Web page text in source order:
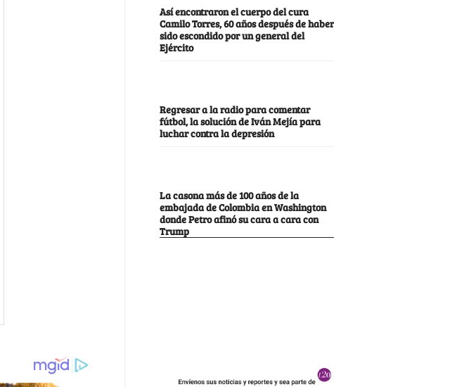
Así encontraron el cuerpo del cura
Camilo Torres, 60 años después de haber
sido escondido por un general del
Ejército
Regresar a la radio para comentar
fútbol, la solución de Iván Mejía para
luchar contra la depresión
La casona más de 100 años de la
embajada de Colombia en Washington
donde Petro afinó su cara a cara con
Trump